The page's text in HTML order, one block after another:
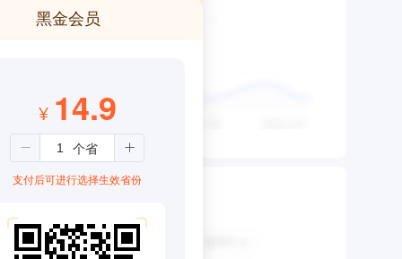
黑金会员
¥ 14.9
支付后可进行选择生效省份